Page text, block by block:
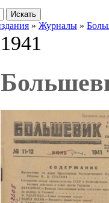
Искать
» Журналы »
1941